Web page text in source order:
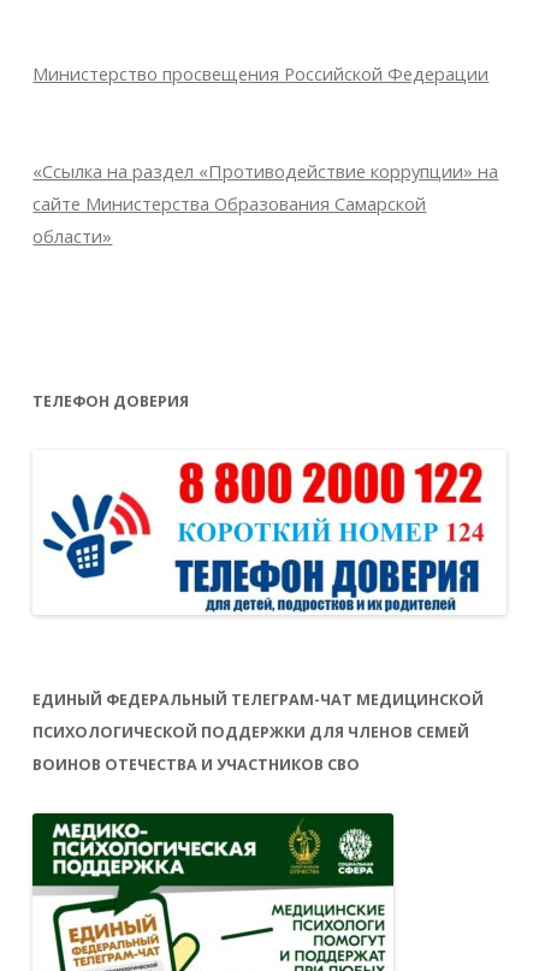
Министерство просвещения Российской Федерации
«Ссылка на раздел «Противодействие коррупции» на
сайте Министерства Образования Самарской
области»
ТЕЛЕФОН ДОВЕРИЯ
ЕДИНЫЙ ФЕДЕРАЛЬНЫЙ ТЕЛЕГРАМ-ЧАТ МЕДИЦИНСКОЙ
ПСИХОЛОГИЧЕСКОЙ ПОДДЕРЖКИ ДЛЯ ЧЛЕНОВ СЕМЕЙ
ВОИНОВ ОТЕЧЕСТВА И УЧАСТНИКОВ СВО